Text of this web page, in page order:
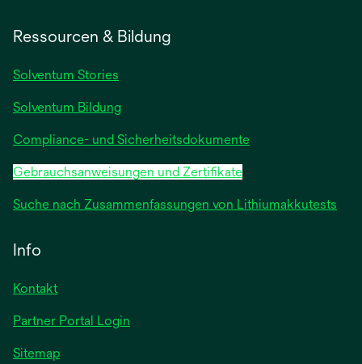
Registerkarte
Ressourcen & Bildung
Solventum Stories
Solventum Bildung
Compliance- und Sicherheitsdokumente
Gebrauchsanweisungen und Zertifikate
Suche nach Zusammenfassungen von Lithiumakkutests
Info
Kontakt
Partner Portal Login
Sitemap